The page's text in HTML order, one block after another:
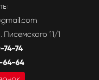
Писемского 11/1
74-74
64-64